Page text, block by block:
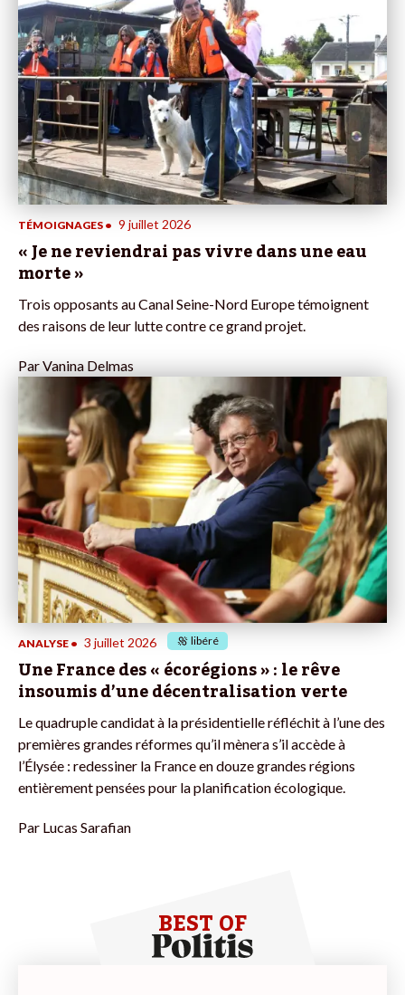
TÉMOIGNAGES • 9 juillet 2026
« Je ne reviendrai pas vivre dans une eau
morte »
Trois opposants au Canal Seine-Nord Europe témoignent
des raisons de leur lutte contre ce grand projet.
ParVanina Delmas
ANALYSE • 3 juillet 2026 libéré
Une France des « écorégions » : le rêve
insoumis d’une décentralisation verte
Le quadruple candidat à la présidentielle réfléchit à l’une des
premières grandes réformes qu’il mènera s’il accède à
l’Élysée : redessiner la France en douze grandes régions
entièrement pensées pour la planification écologique.
Par Lucas Sarafian
BEST OF